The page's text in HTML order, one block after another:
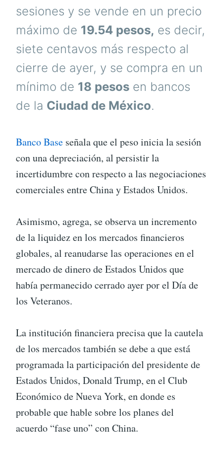
sesiones y se vende en un precio
máximo de 19.54 pesos, es decir,
siete centavos más respecto al
cierre de ayer, y se compra en un
mínimo de 18 pesos en bancos
de la Ciudad de México.
Banco Base señala que el peso inicia la sesión
con una depreciación, al persistir la
incertidumbre con respecto a las negociaciones
comerciales entre China y Estados Unidos.
Asimismo, agrega, se observa un incremento
de la liquidez en los mercados financieros
globales, al reanudarse las operaciones en el
mercado de dinero de Estados Unidos que
había permanecido cerrado ayer por el Día de
los Veteranos.
La institución financiera precisa que la cautela
de los mercados también se debe a que está
programada la participación del presidente de
Estados Unidos, Donald Trump, en el Club
Económico de Nueva York, en donde es
probable que hable sobre los planes del
acuerdo “fase uno” con China.